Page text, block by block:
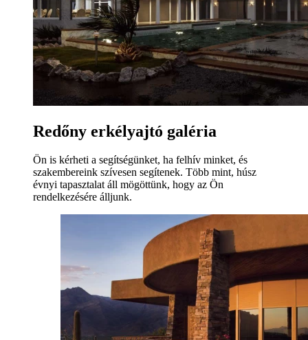
Redőny erkélyajtó galéria
Ön is kérheti a segítségünket, ha felhív minket, és
szakembereink szívesen segítenek. Több mint, húsz
évnyi tapasztalat áll mögöttünk, hogy az Ön
rendelkezésére álljunk.